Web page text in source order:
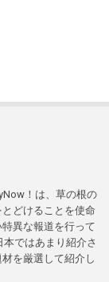
！は、草の根の
どけることを使命
異な報道を行って
ではあまり紹介さ
を厳選して紹介し